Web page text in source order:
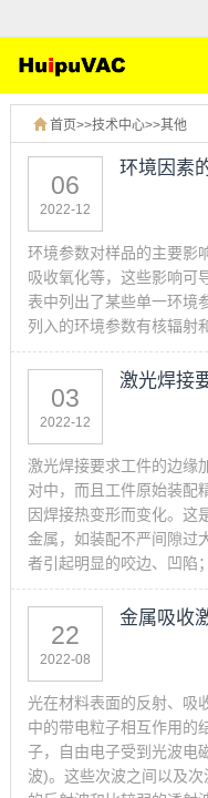
首页>>技术中心>>其他
06
2022-12
环境因素
环境参数对样品的主要影
吸收氧化等，这些影响可
表中列出了某些单一环境
列入的环境参数有核辐射
03
2022-12
激光焊接
激光焊接要求工件的边缘
对中，而且工件原始装配
因焊接热变形而变化。这
金属，如装配不严间隙过
者引起明显的咬边、凹陷
22
2022-08
金属吸收
光在材料表面的反射、吸
中的带电粒子相互作用的
子，自由电子受到光波电
波)。这些次波之间以及